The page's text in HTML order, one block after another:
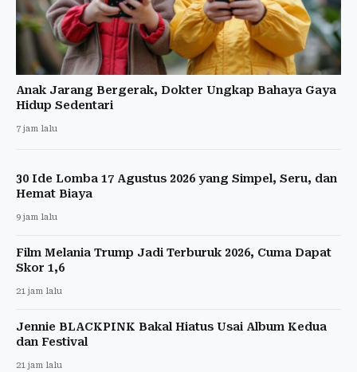
Anak Jarang Bergerak, Dokter Ungkap Bahaya Gaya
Hidup Sedentari
7 jam lalu
30 Ide Lomba 17 Agustus 2026 yang Simpel, Seru, dan
Hemat Biaya
9 jam lalu
Film Melania Trump Jadi Terburuk 2026, Cuma Dapat
Skor 1,6
21 jam lalu
Jennie BLACKPINK Bakal Hiatus Usai Album Kedua
dan Festival
21 jam lalu